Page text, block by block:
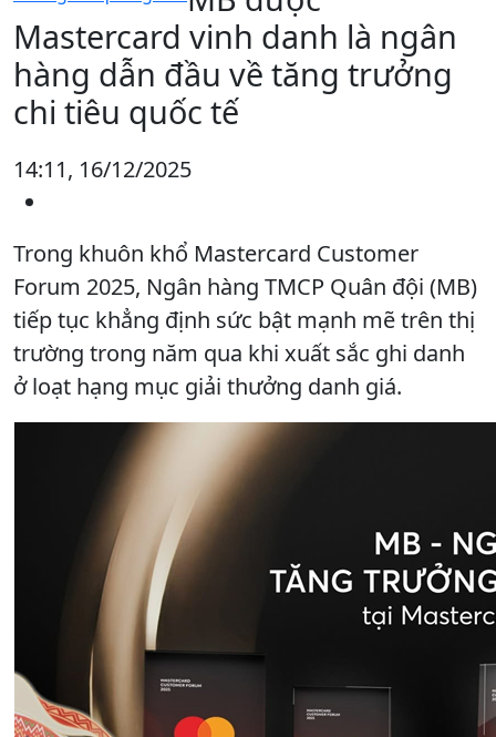
Mastercard vinh danh là ngân
hàng dẫn đầu về tăng trưởng
chi tiêu quốc tế
14:11, 16/12/2025
Trong khuôn khổ Mastercard Customer
Forum 2025, Ngân hàng TMCP Quân đội (MB)
tiếp tục khẳng định sức bật mạnh mẽ trên thị
trường trong năm qua khi xuất sắc ghi danh
ở loạt hạng mục giải thưởng danh giá.